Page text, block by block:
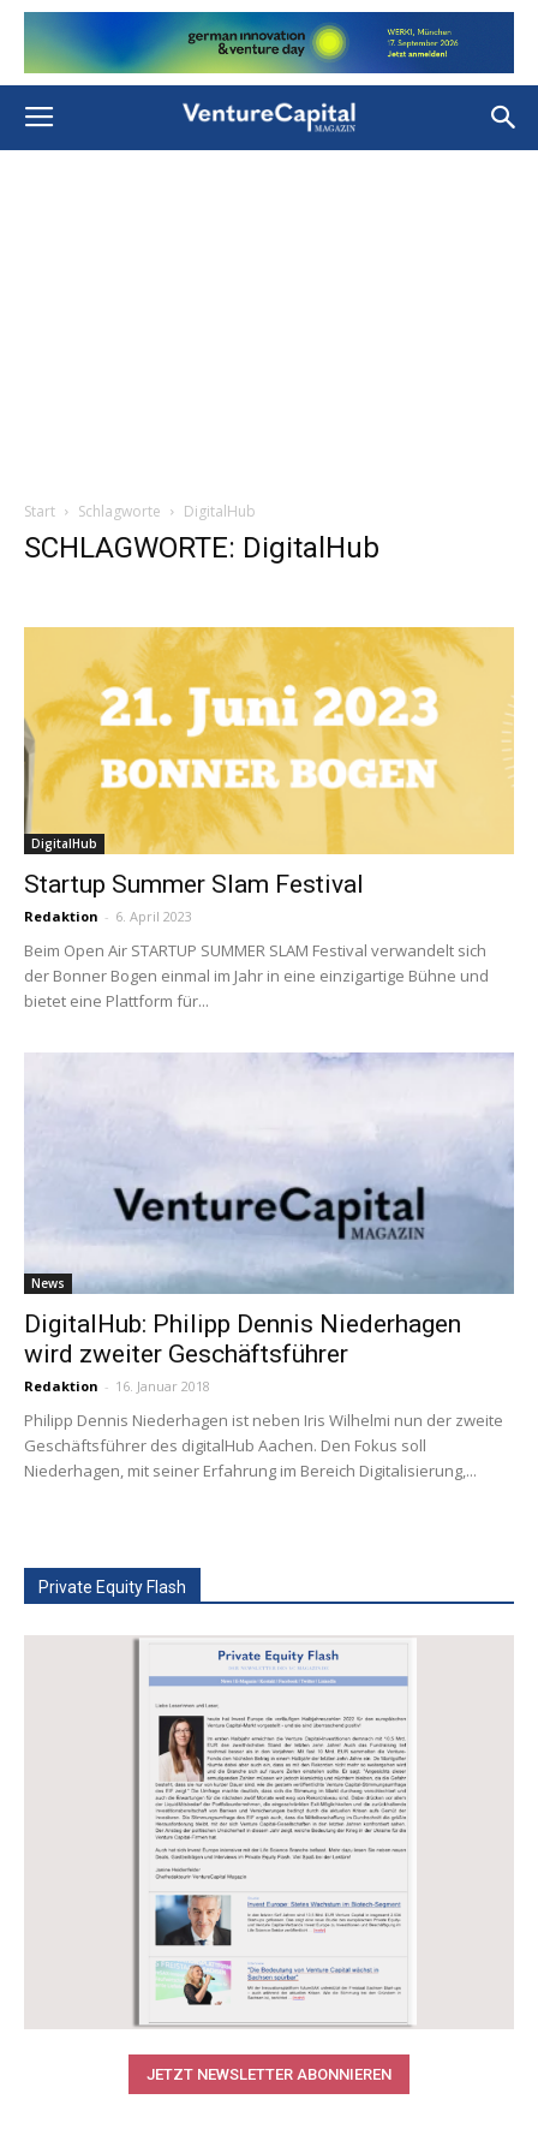
Start Schlagworte DigitalHub
SCHLAGWORTE: DigitalHub
DigitalHub
Startup Summer Slam Festival
Redaktion - 6. April 2023
Beim Open Air STARTUP SUMMER SLAM Festival verwandelt sich
der Bonner Bogen einmal im Jahr in eine einzigartige Bühne und
bietet eine Plattform für...
News
DigitalHub: Philipp Dennis Niederhagen
wird zweiter Geschäftsführer
Redaktion - 16. Januar 2018
Philipp Dennis Niederhagen ist neben Iris Wilhelmi nun der zweite
Geschäftsführer des digitalHub Aachen. Den Fokus soll
Niederhagen, mit seiner Erfahrung im Bereich Digitalisierung,...
Private Equity Flash
JETZT NEWSLETTER ABONNIEREN